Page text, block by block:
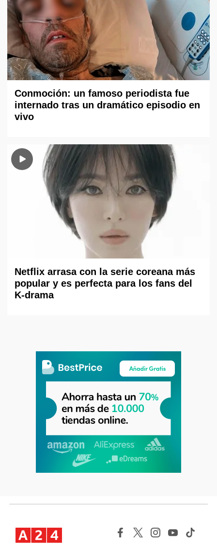
Conmoción: un famoso periodista fue
internado tras un dramático episodio en
vivo
Netflix arrasa con la serie coreana más
popular y es perfecta para los fans del
K-drama